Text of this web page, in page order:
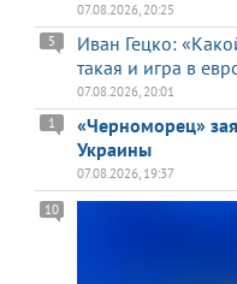
07.08.2026, 20:25
Иван Гецко:
такая и игра в
5
07.08.2026, 20:01
«Черноморец»
Украины
1
07.08.2026, 19:37
10